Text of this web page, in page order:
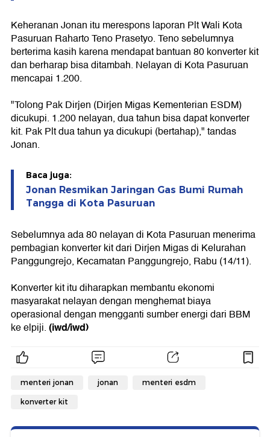
Keheranan Jonan itu merespons laporan Plt Wali Kota
Pasuruan Raharto Teno Prasetyo. Teno sebelumnya
berterima kasih karena mendapat bantuan 80 konverter kit
dan berharap bisa ditambah. Nelayan di Kota Pasuruan
mencapai 1.200.
"Tolong Pak Dirjen (Dirjen Migas Kementerian ESDM)
dicukupi. 1.200 nelayan, dua tahun bisa dapat konverter
kit. Pak Plt dua tahun ya dicukupi (bertahap)," tandas
Jonan.
Baca juga:
Jonan Resmikan Jaringan Gas Bumi Rumah
Tangga di Kota Pasuruan
Sebelumnya ada 80 nelayan di Kota Pasuruan menerima
pembagian konverter kit dari Dirjen Migas di Kelurahan
Panggungrejo, Kecamatan Panggungrejo, Rabu (14/11).
Konverter kit itu diharapkan membantu ekonomi
masyarakat nelayan dengan menghemat biaya
operasional dengan mengganti sumber energi dari BBM
ke elpiji.(iwd/iwd)
menteri jonan jonan menteri esdm
konverter kit